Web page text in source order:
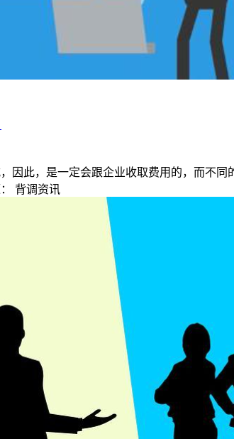
因此，是一定会跟企业收取费用的，而不
背调资讯